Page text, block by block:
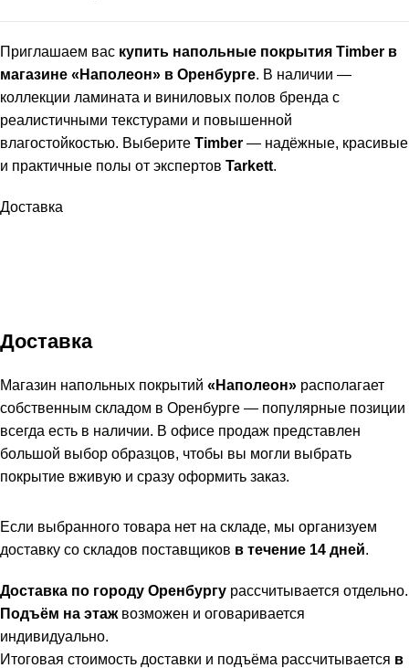
Приглашаем вас купить напольные покрытия Timber в
магазине «Наполеон» в Оренбурге. В наличии —
коллекции ламината и виниловых полов бренда с
реалистичными текстурами и повышенной
влагостойкостью. Выберите Timber — надёжные, красивые
и практичные полы от экспертов Tarkett.
Доставка
Доставка
Магазин напольных покрытий «Наполеон» располагает
собственным складом в Оренбурге — популярные позиции
всегда есть в наличии. В офисе продаж представлен
большой выбор образцов, чтобы вы могли выбрать
покрытие вживую и сразу оформить заказ.
Если выбранного товара нет на складе, мы организуем
доставку со складов поставщиков в течение 14 дней.
Доставка по городу Оренбургу рассчитывается отдельно.
Подъём на этажвозможен и оговаривается
индивидуально.
Итоговая стоимость доставки и подъёма рассчитывается в